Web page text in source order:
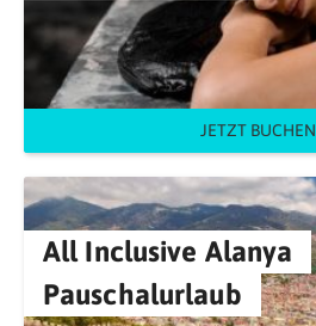
JETZT BUCHEN
All Inclusive Alanya
Pauschalurlaub